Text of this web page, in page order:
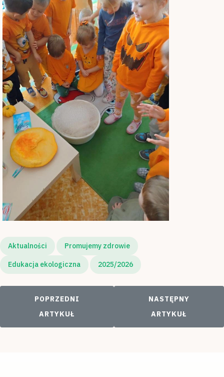
Aktualności Promujemy zdrowie
Edukacja ekologiczna 2025/2026
POPRZEDNI ARTYKUŁ: PTASI ZAGAJNIK
POPRZEDNI
ARTYKUŁ
NASTĘPNY
NASTĘPNY
ARTYKUŁ